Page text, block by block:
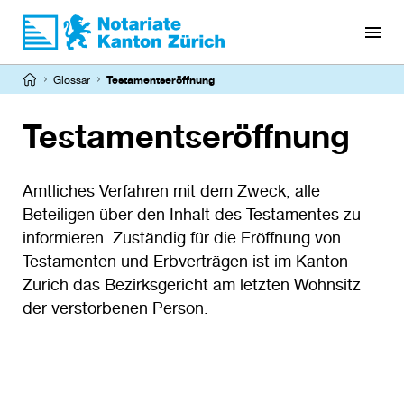
Direkt
zum
Pfadnavigation
Glossar Testamentseröffnung
Testamentseröffnung
Amtliches Verfahren mit dem Zweck, alle
Beteiligen über den Inhalt des Testamentes zu
informieren. Zuständig für die Eröffnung von
Testamenten und Erbverträgen ist im Kanton
Zürich das Bezirksgericht am letzten Wohnsitz
der verstorbenen Person.